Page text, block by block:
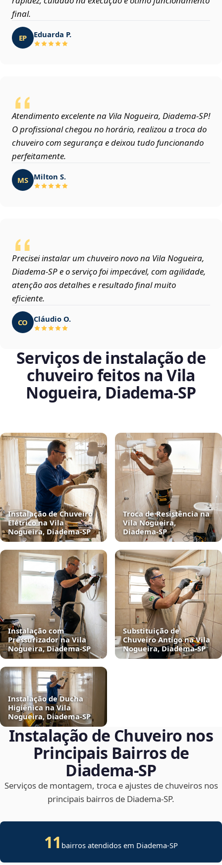
final.
EP Eduarda P.
Atendimento excelente na Vila Nogueira, Diadema‑SP!
O profissional chegou no horário, realizou a troca do
chuveiro com segurança e deixou tudo funcionando
perfeitamente.
MS Milton S.
Precisei instalar um chuveiro novo na Vila Nogueira,
Diadema‑SP e o serviço foi impecável, com agilidade,
atenção aos detalhes e resultado final muito
eficiente.
CO Cláudio O.
Serviços de instalação de
chuveiro feitos na Vila
Nogueira, Diadema‑SP
Instalação de Chuveiro
Elétrico na Vila
Nogueira, Diadema‑SP
Troca de Resistência na
Vila Nogueira,
Diadema‑SP
Instalação com
Pressurizador na Vila
Nogueira, Diadema‑SP
Substituição de
Chuveiro Antigo na Vila
Nogueira, Diadema‑SP
Instalação de Ducha
Higiênica na Vila
Nogueira, Diadema‑SP
Instalação de Chuveiro nos
Principais Bairros de
Diadema‑SP
Serviços de montagem, troca e ajustes de chuveiros nos
principais bairros de Diadema‑SP.
11 bairros atendidos em Diadema-SP